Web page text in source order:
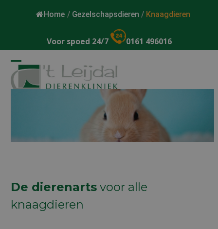
Home / Gezelschapsdieren / Knaagdieren
Voor spoed 24/7 0161 496016
Open
mobile
Close
mobile
De dierenarts voor alle
knaagdieren